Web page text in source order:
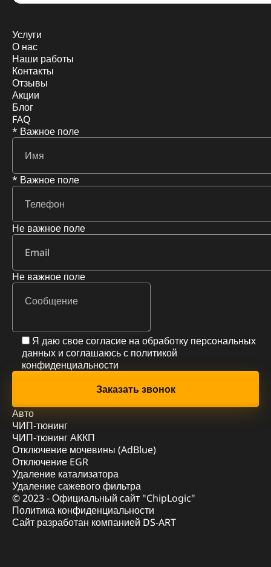
Услуги
О нас
Наши работы
Контакты
Отзывы
Акции
Блог
FAQ
* Важное поле
* Важное поле
Не важное поле
Не важное поле
Я даю свое согласие на обработку персональных
данных и соглашаюсь с политикой
конфиденциальности
Авто
ЧИП-тюнинг
ЧИП-тюнинг АККП
Отключение мочевины (AdBlue)
Отключение EGR
Удаление катализатора
Удаление сажевого фильтра
© 2023 - Официальный сайт "ChipLogic"
Политика конфиденциальности
Сайт разработан компанией DS-ART